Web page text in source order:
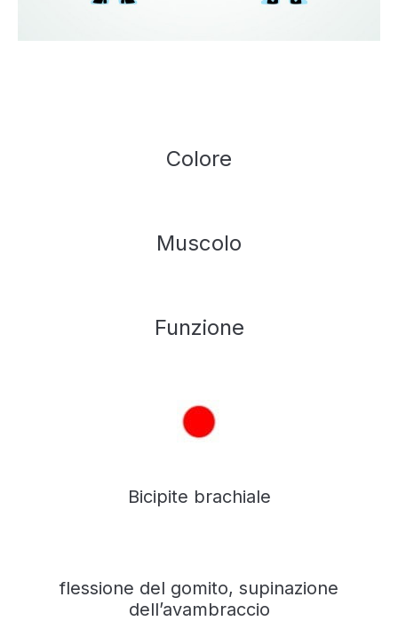
Colore
Muscolo
Funzione
Bicipite brachiale
flessione del gomito, supinazione
dell’avambraccio